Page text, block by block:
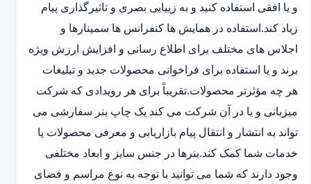
و یا افقی استفاده کنید و به زییایی بصری و تاثیرگذاری پیام
زیاد کند.استفاده در همایش ها کنفرانس ها سمینارها و
اجلاس های مختلف برای اطلاع رسانی و افزایش ارزش ویژه
برند و یا استفاده برای فراخوانی محصولات جدید و تبلیغات
هر چه مؤثرتر محصولات.تقریباً برای هر رویدادی که شرکت
میزبانی و یا در آن شرکت می کند یک چاپ بنر سفارشی می
تواند به انتشار و انتقال پیام بازاریابی و معرفی محصولات یا
خدمات شما کمک کند.بنرها در جنس سایز و ابعاد مختلفی
وجود دارند که شما می توانید با توجه به نوع مراسم و فضای